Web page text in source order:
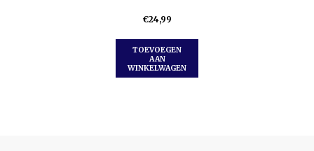
€24,99
TOEVOEGEN
AAN
WINKELWAGEN